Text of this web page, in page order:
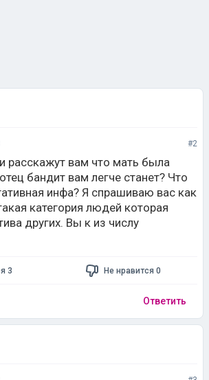
#2
расскажут вам что мать была
бандит вам легче станет? Что
инфа? Я спрашиваю вас как
категория людей которая
других. Вы к из числу
3 Не нравится 0
Ответить